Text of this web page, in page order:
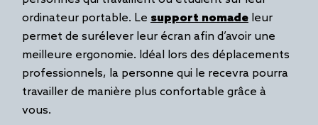
ordinateur portable. Le support nomade leur
permet de surélever leur écran afin d’avoir une
meilleure ergonomie. Idéal lors des déplacements
professionnels, la personne qui le recevra pourra
travailler de manière plus confortable grâce à
vous.